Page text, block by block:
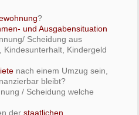
?
und Ausgabensituation
Scheidung aus
Kindesunterhalt, Kindergeld
nach einem Umzug sein,
bleibt?
/ Scheidung welche
der staatlichen